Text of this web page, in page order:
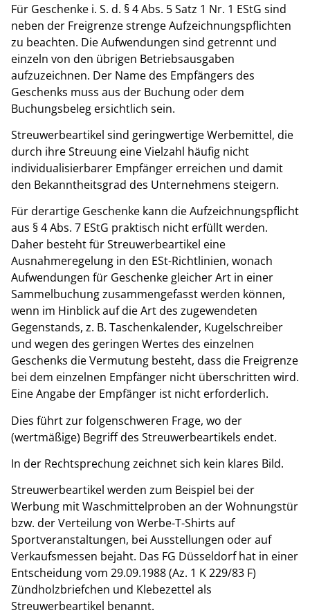
Für Geschenke i. S. d. § 4 Abs. 5 Satz 1 Nr. 1 EStG sind
neben der Freigrenze strenge Aufzeichnungspflichten
zu beachten. Die Aufwendungen sind getrennt und
einzeln von den übrigen Betriebsausgaben
aufzuzeichnen. Der Name des Empfängers des
Geschenks muss aus der Buchung oder dem
Buchungsbeleg ersichtlich sein.
Streuwerbeartikel sind geringwertige Werbemittel, die
durch ihre Streuung eine Vielzahl häufig nicht
individualisierbarer Empfänger erreichen und damit
den Bekanntheitsgrad des Unternehmens steigern.
Für derartige Geschenke kann die Aufzeichnungspflicht
aus § 4 Abs. 7 EStG praktisch nicht erfüllt werden.
Daher besteht für Streuwerbeartikel eine
Ausnahmeregelung in den ESt-Richtlinien, wonach
Aufwendungen für Geschenke gleicher Art in einer
Sammelbuchung zusammengefasst werden können,
wenn im Hinblick auf die Art des zugewendeten
Gegenstands, z. B. Taschenkalender, Kugelschreiber
und wegen des geringen Wertes des einzelnen
Geschenks die Vermutung besteht, dass die Freigrenze
bei dem einzelnen Empfänger nicht überschritten wird.
Eine Angabe der Empfänger ist nicht erforderlich.
Dies führt zur folgenschweren Frage, wo der
(wertmäßige) Begriff des Streuwerbeartikels endet.
In der Rechtsprechung zeichnet sich kein klares Bild.
Streuwerbeartikel werden zum Beispiel bei der
Werbung mit Waschmittelproben an der Wohnungstür
bzw. der Verteilung von Werbe-T-Shirts auf
Sportveranstaltungen, bei Ausstellungen oder auf
Verkaufsmessen bejaht. Das FG Düsseldorf hat in einer
Entscheidung vom 29.09.1988 (Az. 1 K 229/83 F)
Zündholzbriefchen und Klebezettel als
Streuwerbeartikel benannt.